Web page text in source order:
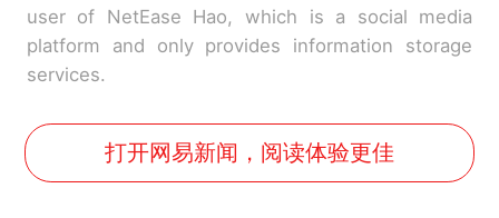
user of NetEase Hao, which is a social media
platform and only provides information storage
services.
打开网易新闻，阅读体验更佳